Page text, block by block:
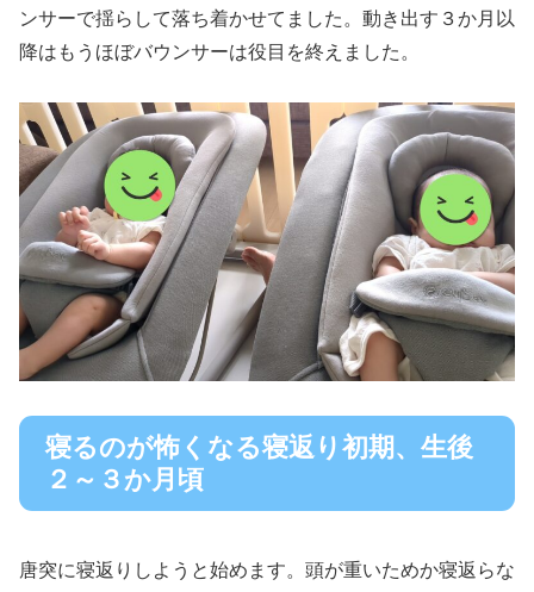
ンサーで揺らして落ち着かせてました。動き出す３か月以
降はもうほぼバウンサーは役目を終えました。
寝るのが怖くなる寝返り初期、生後
２～３か月頃
唐突に寝返りしようと始めます。頭が重いためか寝返らな